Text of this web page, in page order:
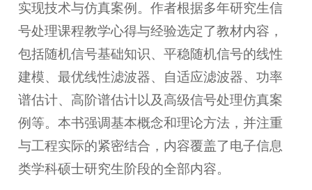
实现技术与仿真案例。作者根据多年研究生信
号处理课程教学心得与经验选定了教材内容，
包括随机信号基础知识、平稳随机信号的线性
建模、最优线性滤波器、自适应滤波器、功率
谱估计、高阶谱估计以及高级信号处理仿真案
例等。本书强调基本概念和理论方法，并注重
与工程实际的紧密结合，内容覆盖了电子信息
类学科硕士研究生阶段的全部内容。